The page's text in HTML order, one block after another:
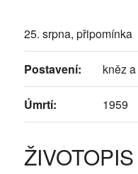
25. srpna, připomínka
Postavení: kněz
Úmrtí: 1959
ŽIVOTOPIS